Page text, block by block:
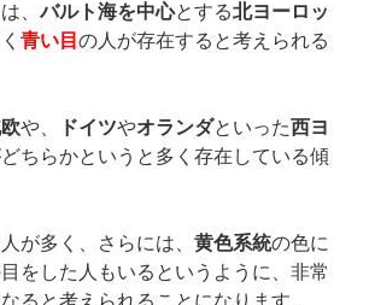
、バルト海を中心とする北ヨーロッ
青い目 の人が存在すると考えられる
や、 ドイツやオランダといった西ヨ
ちらかというと多く存在している傾
が多く、さらには、 黄色系統の色に
をした人もいるというように、非常
ると考えられることになります。